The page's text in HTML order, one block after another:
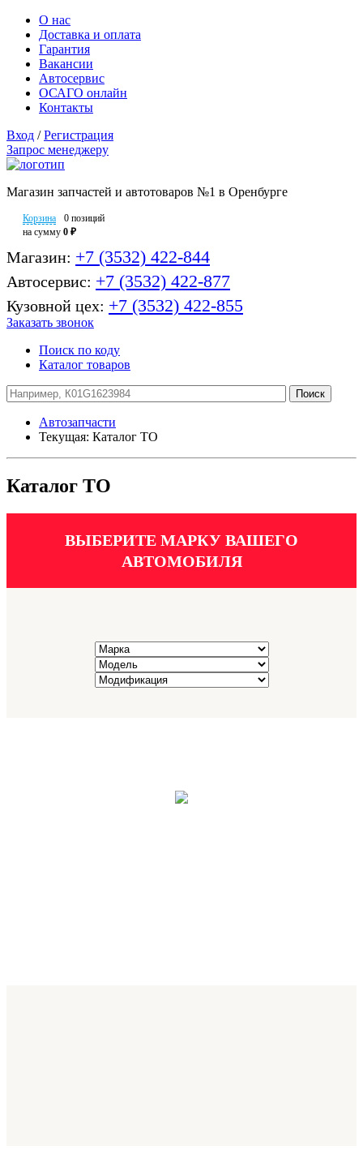
О нас
Доставка и оплата
Гарантия
Вакансии
Автосервис
ОСАГО онлайн
Контакты
Вход / Регистрация
Запрос менеджеру
Магазин запчастей и автотоваров №1 в Оренбурге
Корзина
0 позиций
на сумму 0 ₽
Магазин: +7 (3532) 422-844
Автосервис: +7 (3532) 422-877
Кузовной цех: +7 (3532) 422-855
Заказать звонок
Поиск по коду
Каталог товаров
Автозапчасти
Текущая: Каталог ТО
Каталог ТО
ВЫБЕРИТЕ МАРКУ ВАШЕГО
АВТОМОБИЛЯ